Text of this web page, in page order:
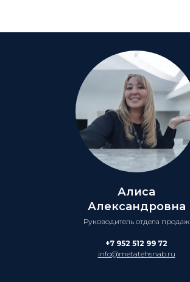
Алиса
Александровна
Руководитель отдела продаж
+7 952 512 99 72
info@metatehsnab.ru